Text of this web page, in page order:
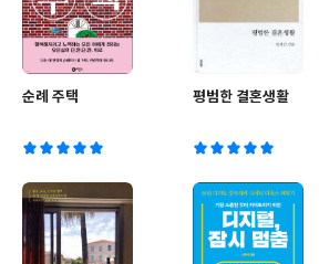
순례 주택 평범한 결혼생활